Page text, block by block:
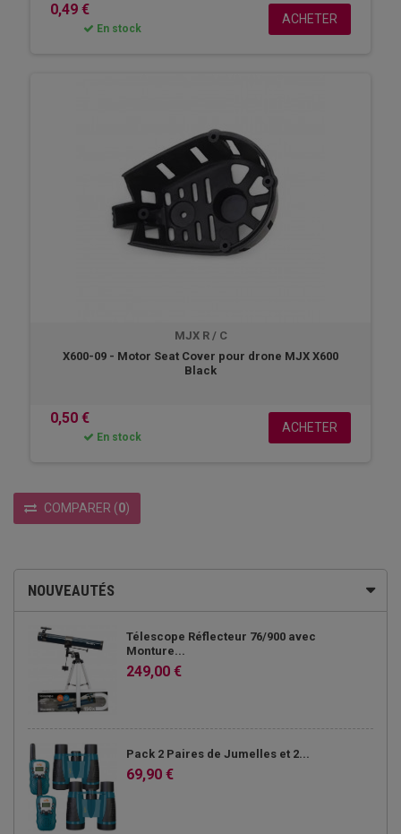
NOUVEAUTÉS
Télescope Réflecteur 76/900 avec
Monture...
249,00 €
Pack 2 Paires de Jumelles et 2...
69,90 €
0,49 €
En stock
ACHETER
MJX R / C
X600-09 - Motor Seat Cover pour drone MJX X600
Black
0,50 €
En stock
ACHETER
COMPARER (0)